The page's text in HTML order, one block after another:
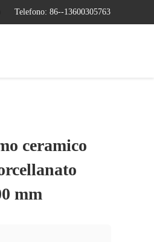
Telefono: 86--13600305763
ceramico
mm